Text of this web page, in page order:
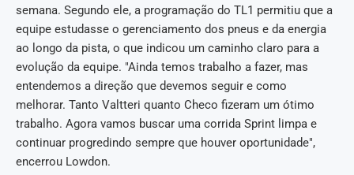
semana. Segundo ele, a programação do TL1 permitiu que a
equipe estudasse o gerenciamento dos pneus e da energia
ao longo da pista, o que indicou um caminho claro para a
evolução da equipe. "Ainda temos trabalho a fazer, mas
entendemos a direção que devemos seguir e como
melhorar. Tanto Valtteri quanto Checo fizeram um ótimo
trabalho. Agora vamos buscar uma corrida Sprint limpa e
continuar progredindo sempre que houver oportunidade",
encerrou Lowdon.